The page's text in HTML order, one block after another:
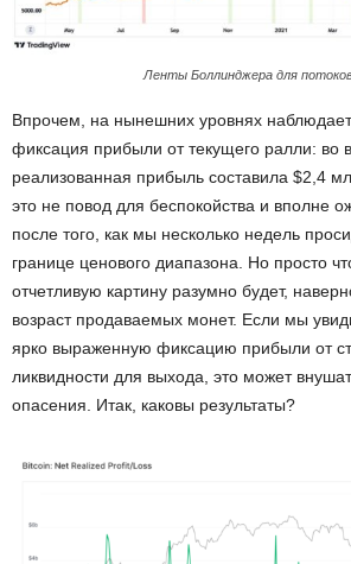
Ленты Боллинджера для
Впрочем, на нынешних уровнях
фиксация прибыли от текущего ралли: во
реализованная прибыль составила $2,4
это не повод для беспокойства и вполне
после того, как мы несколько недель
границе ценового диапазона. Но просто
отчетливую картину разумно будет,
возраст продаваемых монет. Если мы
ярко выраженную фиксацию прибыли от
ликвидности для выхода, это может
опасения. Итак, каковы результаты?